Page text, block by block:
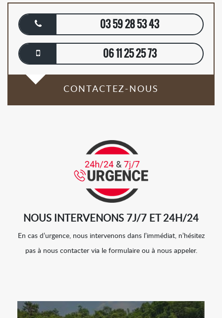
03 59 28 53 43
06 11 25 25 73
CONTACTEZ-NOUS
NOUS INTERVENONS 7J/7 ET 24H/24
En cas d’urgence, nous intervenons dans l’immédiat, n’hésitez
pas à nous contacter via le formulaire ou à nous appeler.